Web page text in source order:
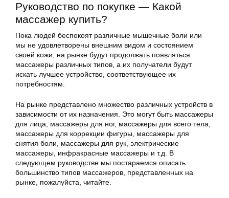
Руководство по покупке — Какой
массажер купить?
Пока людей беспокоят различные мышечные боли или
мы не удовлетворены внешним видом и состоянием
своей кожи, на рынке будут продолжать появляться
массажеры различных типов, а их получатели будут
искать лучшее устройство, соответствующее их
потребностям.
На рынке представлено множество различных устройств в
зависимости от их назначения. Это могут быть массажеры
для лица, массажеры для ног, массажеры для всего тела,
массажеры для коррекции фигуры, массажеры для
снятия боли, массажеры для рук, электрические
массажеры, инфракрасные массажеры и т.д. В
следующем руководстве мы постараемся описать
большинство типов массажеров, представленных на
рынке, пожалуйста, читайте.